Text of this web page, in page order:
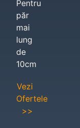
Pentru
păr
mai
lung
de
10cm
Vezi
Ofertele
>>